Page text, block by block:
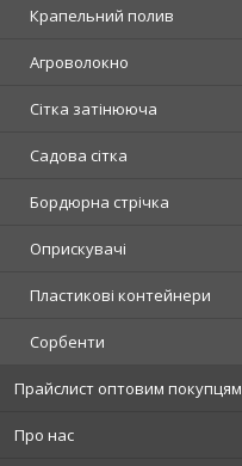
Крапельний полив
Агроволокно
Сітка затінююча
Садова сітка
Бордюрна стрічка
Оприскувачі
Пластикові контейнери
Сорбенти
Прайслист оптовим покупцям
Про нас